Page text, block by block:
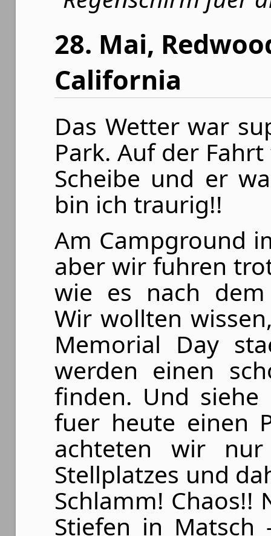
28. Mai,
California
Das Wetter war
Park. Auf der
Scheibe und er
bin ich traurig!!
Am Campground
aber wir fuhren
wie es nach dem
Wir wollten
Memorial Day
werden einen
finden. Und
fuer heute einen
achteten wir
Stellplatzes und
Schlamm!
Stiefen in